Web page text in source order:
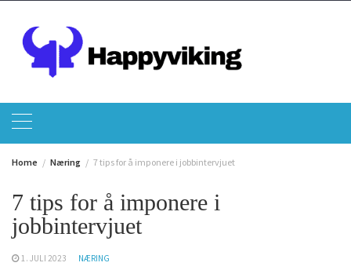
content
Home Næring 7 tips for å imponere i jobbintervjuet
7 tips for å imponere i
jobbintervjuet
1. JULI 2023 NÆRING